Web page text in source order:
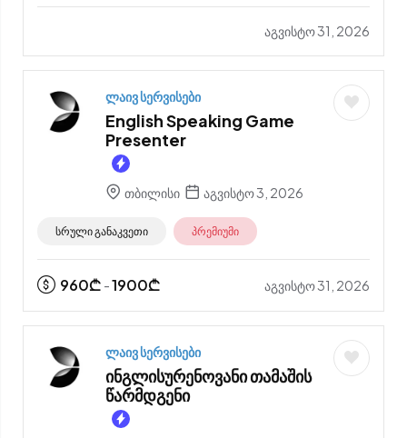
აგვისტო 31, 2026
ლაივ სერვისები
English Speaking Game
Presenter
თბილისი აგვისტო 3, 2026
სრული განაკვეთი პრემიუმი
960₾ -1900₾ აგვისტო 31, 2026
ლაივ სერვისები
ინგლისურენოვანი თამაშის
წარმდგენი